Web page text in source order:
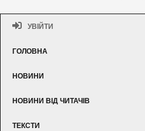
УВІЙТИ
ГОЛОВНА
НОВИНИ
НОВИНИ ВІД ЧИТАЧІВ
ТЕКСТИ